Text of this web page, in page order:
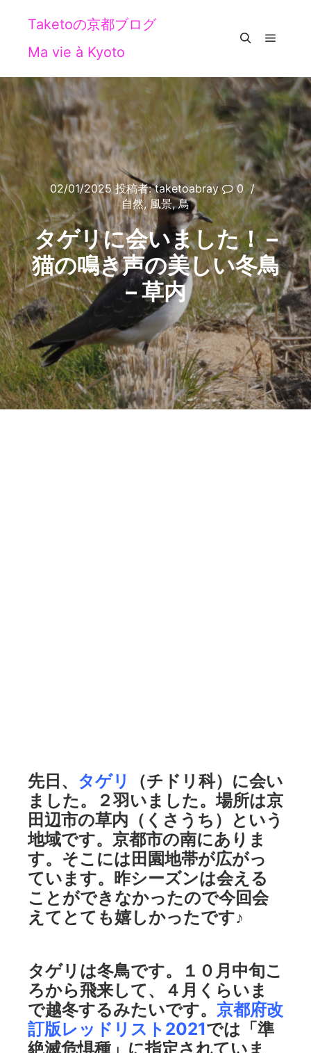
Taketoの京都ブログ
Ma vie à Kyoto
02/01/2025投稿者:taketoabray
0
自然,風景,鳥
タゲリに会いました！ –
猫の鳴き声の美しい冬鳥
– 草内
先日、 タゲリ
（チドリ科）に会い
ました。２羽いました。場所は京
田辺市の草内（くさうち）という
地域です。京都市の南にありま
す。そこには田園地帯が広がっ
ています。昨シーズンは会える
ことができなかったので今回会
えてとても嬉しかったです♪
タゲリは冬鳥です。１０月中旬こ
ろから飛来して、４月くらいま
で越冬するみたいです。 京都府改
訂版レッドリスト2021では「準
絶滅危惧種」に指定されていま